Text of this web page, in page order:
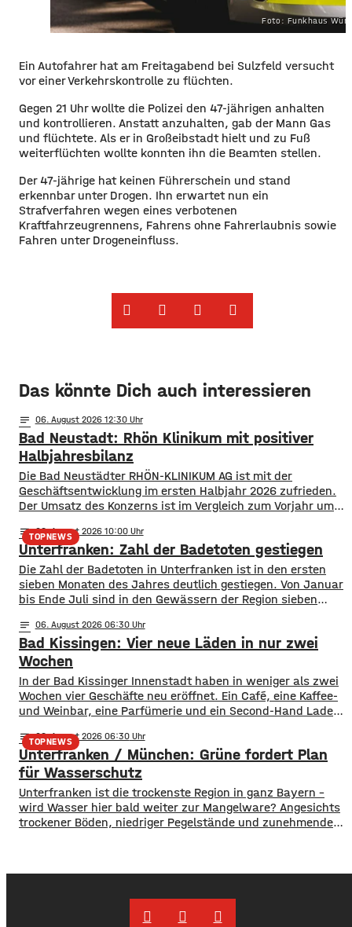
Foto: Funkhaus
Ein Autofahrer hat am Freitagabend bei Sulzfeld versucht
vor einer Verkehrskontrolle zu flüchten.
Gegen 21 Uhr wollte die Polizei den 47-jährigen anhalten
und kontrollieren. Anstatt anzuhalten, gab der Mann Gas
und flüchtete. Als er in Großeibstadthielt und zu Fuß
weiterflüchten wollte konnten ihn die Beamten stellen.
Der 47-jährige hat keinen Führerschein und stand
erkennbar unter Drogen. Ihn erwartet nun ein
Strafverfahren wegen eines verbotenen
Kraftfahrzeugrennens, Fahrens ohne Fahrerlaubnis sowie
Fahren unter Drogeneinfluss.
Das könnte Dich auch interessieren
notes 06. August 2026 12:30
Bad Neustadt: Rhön Klinikum mit positiver
Halbjahresbilanz
Die Bad Neustädter RHÖN-KLINIKUM AG ist mit der
Geschäftsentwicklung im ersten Halbjahr 2026 zufrieden.
Der Umsatz des Konzerns ist im Vergleich zum Vorjahr um
Von Januar bis Juni wurden fast 514.000 Patientinnen und
Patienten ambulant und stationär behandelt, 9 % mehr als
im Vorjahr. Für das
TOPNEWS
notes 06. August 2026 10:00
Unterfranken: Zahl der Badetoten gestiegen
Die Zahl der Badetoten in Unterfranken ist in den ersten
sieben Monaten des Jahres deutlich gestiegen. Von Januar
bis Ende Juli sind in den Gewässern der Region sieben
waren es drei. Diese Zahlen teilte die DLRG mit. Auch
bayernweit ist die Zahl der Badetoten gestiegen. Während
im Freistaat die
notes 06. August 2026 06:30
Bad Kissingen: Vier neue Läden in nur zwei
Wochen
In der Bad Kissinger Innenstadt haben in weniger als zwei
Wochen vier Geschäfte neu eröffnet. Ein Café, eine Kaffee-
und Weinbar, eine Parfümerie und ein Second-Hand Laden
Kissingens Oberbürgermeister Dirk Vogel und der
Wirtschaftsförderer der Stadt Sebastian Bünner sehen
damit ihr Engagement und den aktuellen Kurs der
TOPNEWS
notes 06. August 2026 06:30
Unterfranken / München: Grüne fordert Plan
für Wasserschutz
​​Unterfranken ist die trockenste Region in ganz Bayern –
wird Wasser hier bald weiter zur Mangelware? Angesichts
trockener Böden, niedriger Pegelstände und zunehmender
So sollen unter anderem